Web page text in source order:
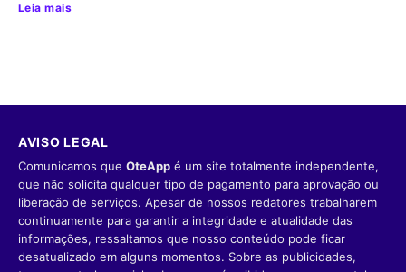
Leia mais
AVISO LEGAL
Comunicamos que OteApp é um site totalmente independente,
que não solicita qualquer tipo de pagamento para aprovação ou
liberação de serviços. Apesar de nossos redatores trabalharem
continuamente para garantir a integridade e atualidade das
informações, ressaltamos que nosso conteúdo pode ficar
desatualizado em alguns momentos. Sobre as publicidades,